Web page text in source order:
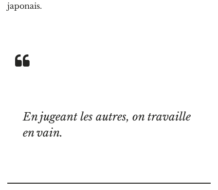
japonais.
En jugeant les autres, on travaille
en vain.